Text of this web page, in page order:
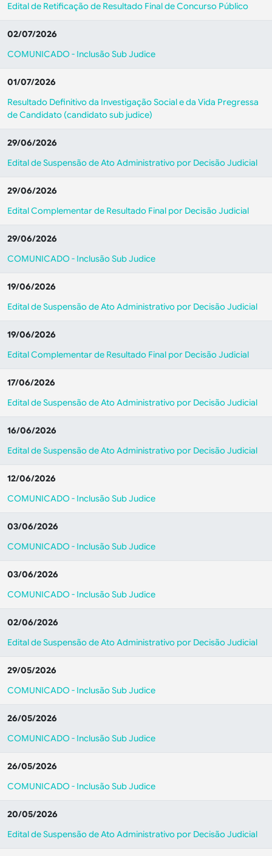
Edital de Retificação de Resultado Final de Concurso Público
02/07/2026
COMUNICADO - Inclusão Sub Judice
01/07/2026
Resultado Definitivo da Investigação Social e da Vida Pregressa
de Candidato (candidato sub judice)
29/06/2026
Edital de Suspensão de Ato Administrativo por Decisão Judicial
29/06/2026
Edital Complementar de Resultado Final por Decisão Judicial
29/06/2026
COMUNICADO - Inclusão Sub Judice
19/06/2026
Edital de Suspensão de Ato Administrativo por Decisão Judicial
19/06/2026
Edital Complementar de Resultado Final por Decisão Judicial
17/06/2026
Edital de Suspensão de Ato Administrativo por Decisão Judicial
16/06/2026
Edital de Suspensão de Ato Administrativo por Decisão Judicial
12/06/2026
COMUNICADO - Inclusão Sub Judice
03/06/2026
COMUNICADO - Inclusão Sub Judice
03/06/2026
COMUNICADO - Inclusão Sub Judice
02/06/2026
Edital de Suspensão de Ato Administrativo por Decisão Judicial
29/05/2026
COMUNICADO - Inclusão Sub Judice
26/05/2026
COMUNICADO - Inclusão Sub Judice
26/05/2026
COMUNICADO - Inclusão Sub Judice
20/05/2026
Edital de Suspensão de Ato Administrativo por Decisão Judicial